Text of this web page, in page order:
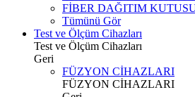
FİBER DAĞITIM
Tümünü Gör
Test ve Ölçüm Cihazları
Test ve Ölçüm Cihazları
Geri
FÜZYON CİHAZLARI
FÜZYON CİHAZLARI